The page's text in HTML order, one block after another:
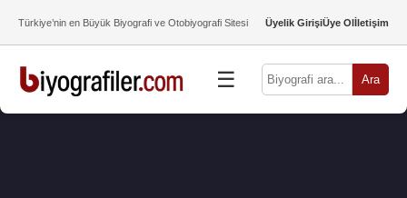
Türkiye’nin en Büyük Biyografi ve Otobiyografi Sitesi Üyelik GirişiÜye Olİletişim
☰ Ara